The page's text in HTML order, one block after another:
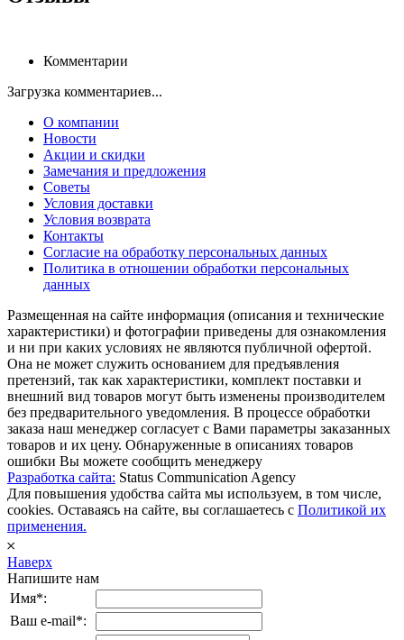
Комментарии
Загрузка комментариев...
О компании
Новости
Акции и скидки
Замечания и предложения
Советы
Условия доставки
Условия возврата
Контакты
Согласие на обработку персональных данных
Политика в отношении обработки персональных
данных
Размещенная на сайте информация (описания и технические
характеристики) и фотографии приведены для ознакомления
и ни при каких условиях не являются публичной офертой.
Она не может служить основанием для предъявления
претензий, так как характеристики, комплект поставки и
внешний вид товаров могут быть изменены производителем
без предварительного уведомления. В процессе обработки
заказа наш менеджер согласует с Вами параметры заказанных
товаров и их цену. Обнаруженные в описаниях товаров
ошибки Вы можете сообщить менеджеру
Разработка сайта: Status Communication Agency
Для повышения удобства сайта мы используем, в том числе,
cookies. Оставаясь на сайте, вы соглашаетесь с Политикой их
применения.
𐄂
Наверх
Напишите нам
Имя*:
Ваш e-mail*: